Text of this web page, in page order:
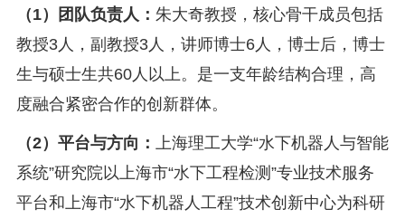
（1）团队负责人： 朱大奇教授，核心骨干成员包括
教授3人，副教授3人，讲师博士6人，博士后，博士
生与硕士生共60人以上。是一支年龄结构合理，高
度融合紧密合作的创新群体。
（2）平台与方向： 上海理工大学“水下机器人与智能
系统”研究院以上海市“水下工程检测”专业技术服务
平台和上海市“水下机器人工程”技术创新中心为科研